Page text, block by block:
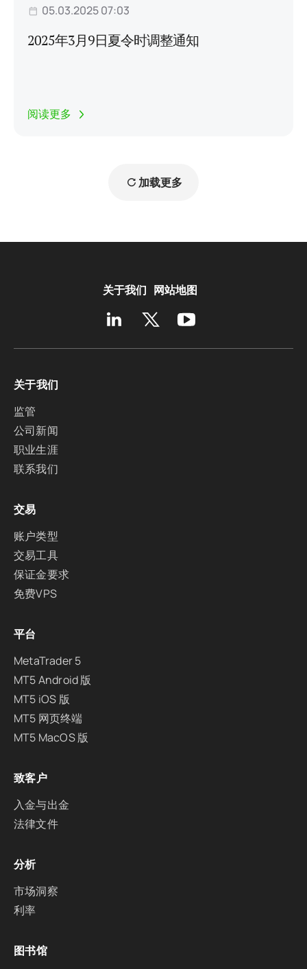
05.03.2025 07:03
2025年3月9日夏令时调整通知
阅读更多
加载更多
关于我们 网站地图
关于我们
监管
公司新闻
职业生涯
联系我们
交易
账户类型
交易工具
保证金要求
免费VPS
平台
MetaTrader 5
MT5 Android 版
MT5 iOS 版
MT5 网页终端
MT5 MacOS 版
致客户
入金与出金
法律文件
分析
市场洞察
利率
图书馆